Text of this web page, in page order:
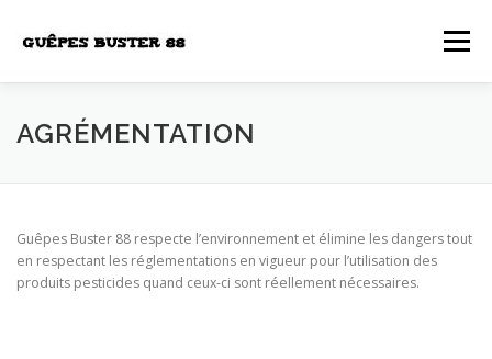
contenu
Menu
AGRÉMENTATION
Guêpes Buster 88 respecte l’environnement et élimine les dangers tout
en respectant les réglementations en vigueur pour l’utilisation des
produits pesticides quand ceux-ci sont réellement nécessaires.